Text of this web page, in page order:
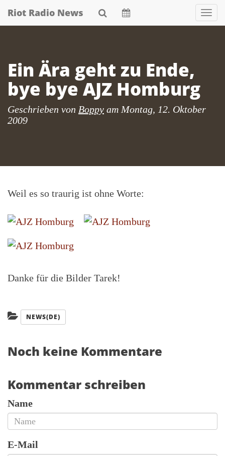
SkipRiot Radio News
Ein Ära geht zu Ende,
bye bye AJZ Homburg
Geschrieben von Boppy am Montag, 12. Oktober
2009
Weil es so traurig ist ohne Worte:
Danke für die Bilder Tarek!
Kategorien:
NEWS(DE)
Noch keine Kommentare
Kommentar schreiben
Name
E-Mail